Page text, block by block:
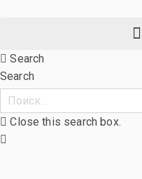
Search
Search
Close this search box.